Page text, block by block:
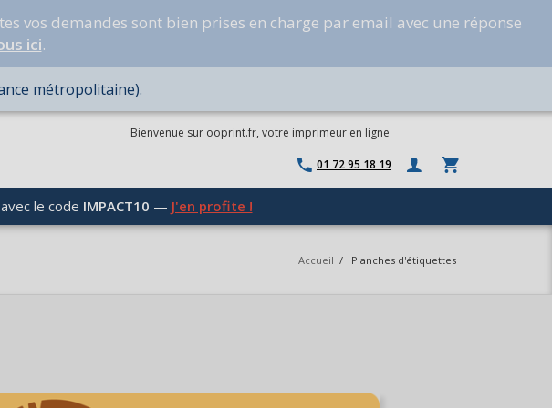
vos demandes sont bien prises en charge par email avec une réponse
ici.
métropolitaine).
Bienvenue sur ooprint.fr, votre imprimeur en ligne
01 72 95 18 19
le code IMPACT10 — J'en profite !
Accueil / Planches d'étiquettes